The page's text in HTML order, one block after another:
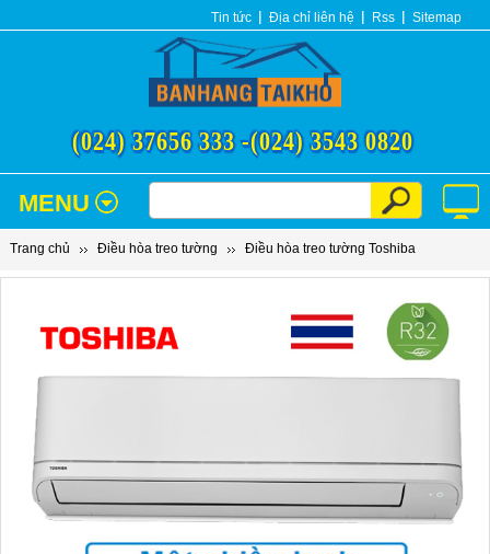
Tin tức Địa chỉ liên hệ Rss Sitemap
(024) 37656 333 -(024) 3543 0820
MENU
Trang chủ Điều hòa treo tường Điều hòa treo tường Toshiba